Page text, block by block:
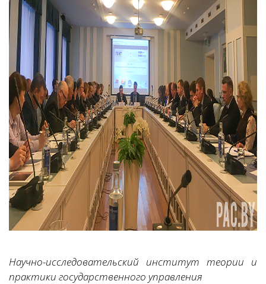
Научно-исследовательский институт теории и
практики государственного управления